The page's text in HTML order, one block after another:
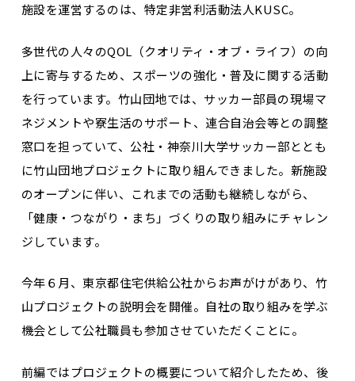
施設を運営するのは、特定非営利活動法人KUSC。
多世代の人々のQOL（クオリティ・オブ・ライフ）の向
上に寄与するため、スポーツの強化・普及に関する活動
を行っています。竹山団地では、サッカー部員の現場マ
ネジメントや寮生活のサポート、連合自治会等との調整
窓口を担っていて、公社・神奈川大学サッカー部ととも
に竹山団地プロジェクトに取り組んできました。新施設
のオープンに伴い、これまでの活動も継続しながら、
「健康・つながり・まち」づくりの取り組みにチャレン
ジしています。
今年６月、東京都住宅供給公社からお声がけがあり、竹
山プロジェクトの説明会を開催。自社の取り組みを学ぶ
機会として公社職員も参加させていただくことに。
前編ではプロジェクトの概要について紹介したため、後